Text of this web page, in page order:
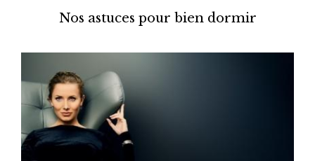
Nos astuces pour bien dormir